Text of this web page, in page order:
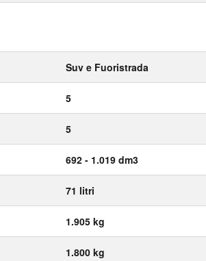
Suv e Fuoristrada
5
5
692 - 1.019 dm3
71 litri
1.905 kg
1.800 kg